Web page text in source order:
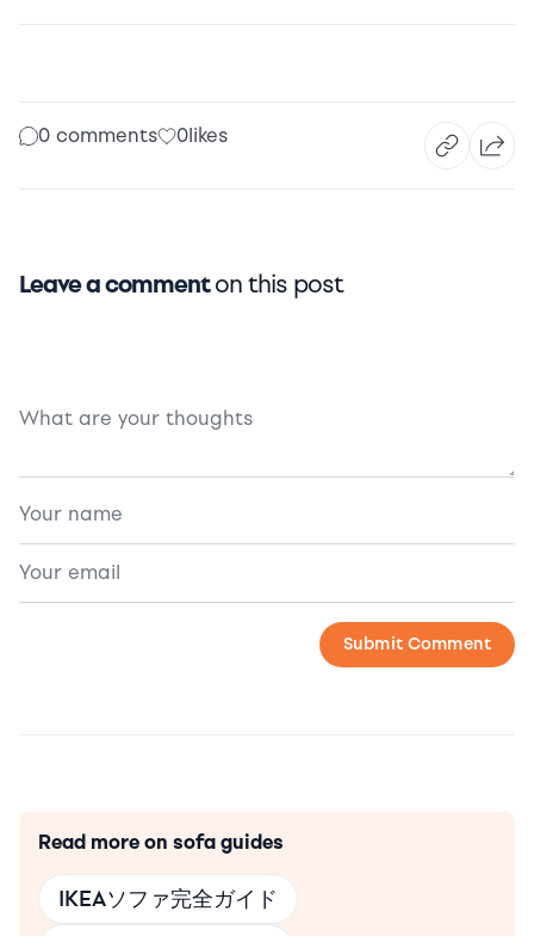
0 comments 0 likes
Leave a commenton this post
Read more on sofa guides
IKEAソファ完全ガイド